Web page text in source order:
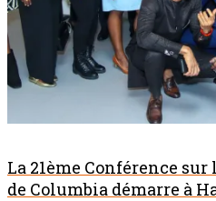
La 21ème Conférence
de Columbia démarre à